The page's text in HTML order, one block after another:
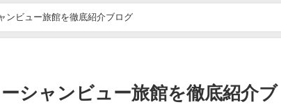
ンビュー旅館を徹底紹介ブログ
シャンビュー旅館を徹底紹介ブ